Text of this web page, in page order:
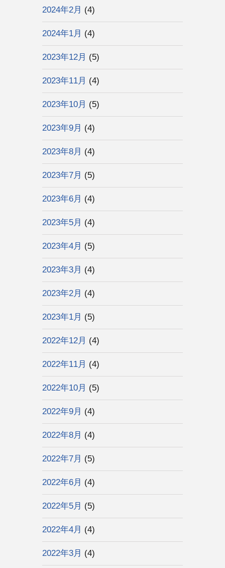
2024年2月 (4)
2024年1月 (4)
2023年12月 (5)
2023年11月 (4)
2023年10月 (5)
2023年9月 (4)
2023年8月 (4)
2023年7月 (5)
2023年6月 (4)
2023年5月 (4)
2023年4月 (5)
2023年3月 (4)
2023年2月 (4)
2023年1月 (5)
2022年12月 (4)
2022年11月 (4)
2022年10月 (5)
2022年9月 (4)
2022年8月 (4)
2022年7月 (5)
2022年6月 (4)
2022年5月 (5)
2022年4月 (4)
2022年3月 (4)